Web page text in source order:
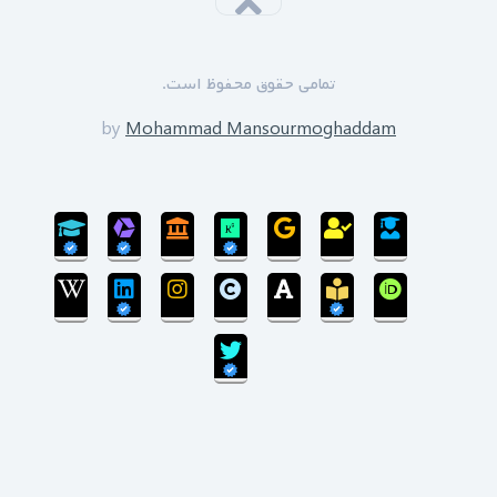
محمد منصورمقدم
سی‌ام‌ شهریورماه 1399:
بروزرسانی سایت پایان یافته است و سایت در مرحله
انتقال پایگاه داده می‌باشد.
تمامی حقوق محفوظ است.
by Mohammad Mansourmoghaddam